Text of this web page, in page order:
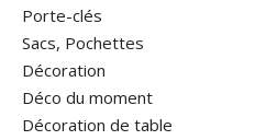
Porte-clés
Sacs, Pochettes
Décoration
Déco du moment
Décoration de table